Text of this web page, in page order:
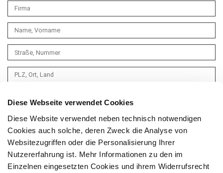
Diese Webseite verwendet Cookies
Diese Website verwendet neben technisch notwendigen
Cookies auch solche, deren Zweck die Analyse von
Websitezugriffen oder die Personalisierung Ihrer
Nutzererfahrung ist. Mehr Informationen zu den im
Einzelnen eingesetzten Cookies und ihrem Widerrufsrecht